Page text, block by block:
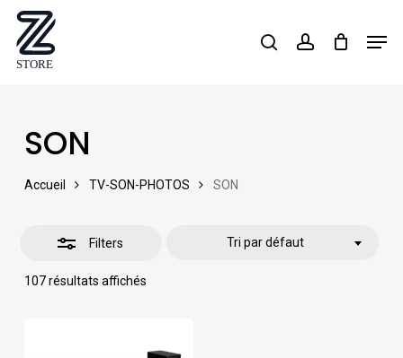
Skip
main
searchaccount
SON
Accueil TV-SON-PHOTOS SON
Filters
107 résultats affichés
Tri par défaut
Close